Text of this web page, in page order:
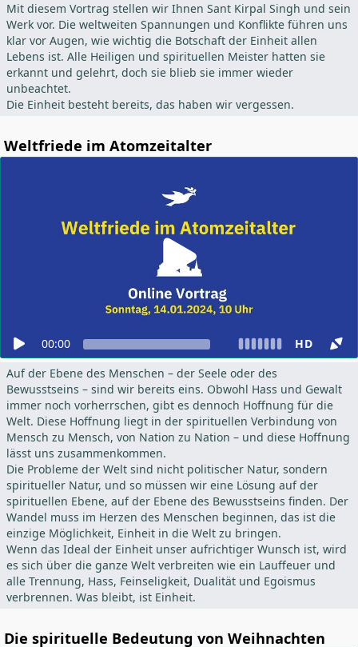
Mit diesem Vortrag stellen wir Ihnen Sant Kirpal Singh und sein
Werk vor. Die weltweiten Spannungen und Konflikte führen uns
klar vor Augen, wie wichtig die Botschaft der Einheit allen
Lebens ist. Alle Heiligen und spirituellen Meister hatten sie
erkannt und gelehrt, doch sie blieb sie immer wieder
unbeachtet.
Die Einheit besteht bereits, das haben wir vergessen.
Weltfriede im Atomzeitalter
00:00
HD
Auf der Ebene des Menschen – der Seele oder des
Bewusstseins – sind wir bereits eins. Obwohl Hass und Gewalt
immer noch vorherrschen, gibt es dennoch Hoffnung für die
Welt. Diese Hoffnung liegt in der spirituellen Verbindung von
Mensch zu Mensch, von Nation zu Nation – und diese Hoffnung
lässt uns zusammenkommen.
Die Probleme der Welt sind nicht politischer Natur, sondern
spiritueller Natur, und so müssen wir eine Lösung auf der
spirituellen Ebene, auf der Ebene des Bewusstseins finden. Der
Wandel muss im Herzen des Menschen beginnen, das ist die
einzige Möglichkeit, Einheit in die Welt zu bringen.
Wenn das Ideal der Einheit unser aufrichtiger Wunsch ist, wird
es sich über die ganze Welt verbreiten wie ein Lauffeuer und
alle Trennung, Hass, Feinseligkeit, Dualität und Egoismus
verbrennen. Was bleibt, ist Einheit.
Die spirituelle Bedeutung von Weihnachten